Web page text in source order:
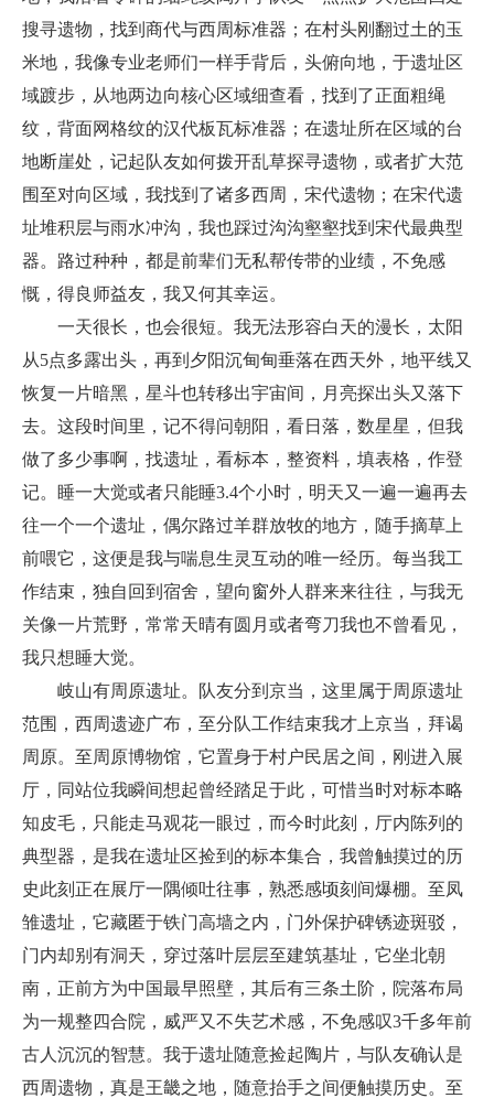
搜寻遗物，找到商代与西周标准器；在村头刚翻过土的玉
米地，我像专业老师们一样手背后，头俯向地，于遗址区
域踱步，从地两边向核心区域细查看，找到了正面粗绳
纹，背面网格纹的汉代板瓦标准器；在遗址所在区域的台
地断崖处，记起队友如何拨开乱草探寻遗物，或者扩大范
围至对向区域，我找到了诸多西周，宋代遗物；在宋代遗
址堆积层与雨水冲沟，我也踩过沟沟壑壑找到宋代最典型
器。路过种种，都是前辈们无私帮传带的业绩，不免感
慨，得良师益友，我又何其幸运。
一天很长，也会很短。我无法形容白天的漫长，太阳
从5点多露出头，再到夕阳沉甸甸垂落在西天外，地平线又
恢复一片暗黑，星斗也转移出宇宙间，月亮探出头又落下
去。这段时间里，记不得问朝阳，看日落，数星星，但我
做了多少事啊，找遗址，看标本，整资料，填表格，作登
记。睡一大觉或者只能睡3.4个小时，明天又一遍一遍再去
往一个一个遗址，偶尔路过羊群放牧的地方，随手摘草上
前喂它，这便是我与喘息生灵互动的唯一经历。每当我工
作结束，独自回到宿舍，望向窗外人群来来往往，与我无
关像一片荒野，常常天晴有圆月或者弯刀我也不曾看见，
我只想睡大觉。
岐山有周原遗址。队友分到京当，这里属于周原遗址
范围，西周遗迹广布，至分队工作结束我才上京当，拜谒
周原。至周原博物馆，它置身于村户民居之间，刚进入展
厅，同站位我瞬间想起曾经踏足于此，可惜当时对标本略
知皮毛，只能走马观花一眼过，而今时此刻，厅内陈列的
典型器，是我在遗址区捡到的标本集合，我曾触摸过的历
史此刻正在展厅一隅倾吐往事，熟悉感顷刻间爆棚。至凤
雏遗址，它藏匿于铁门高墙之内，门外保护碑锈迹斑驳，
门内却别有洞天，穿过落叶层层至建筑基址，它坐北朝
南，正前方为中国最早照壁，其后有三条土阶，院落布局
为一规整四合院，威严又不失艺术感，不免感叹3千多年前
古人沉沉的智慧。我于遗址随意捡起陶片，与队友确认是
西周遗物，真是王畿之地，随意抬手之间便触摸历史。至